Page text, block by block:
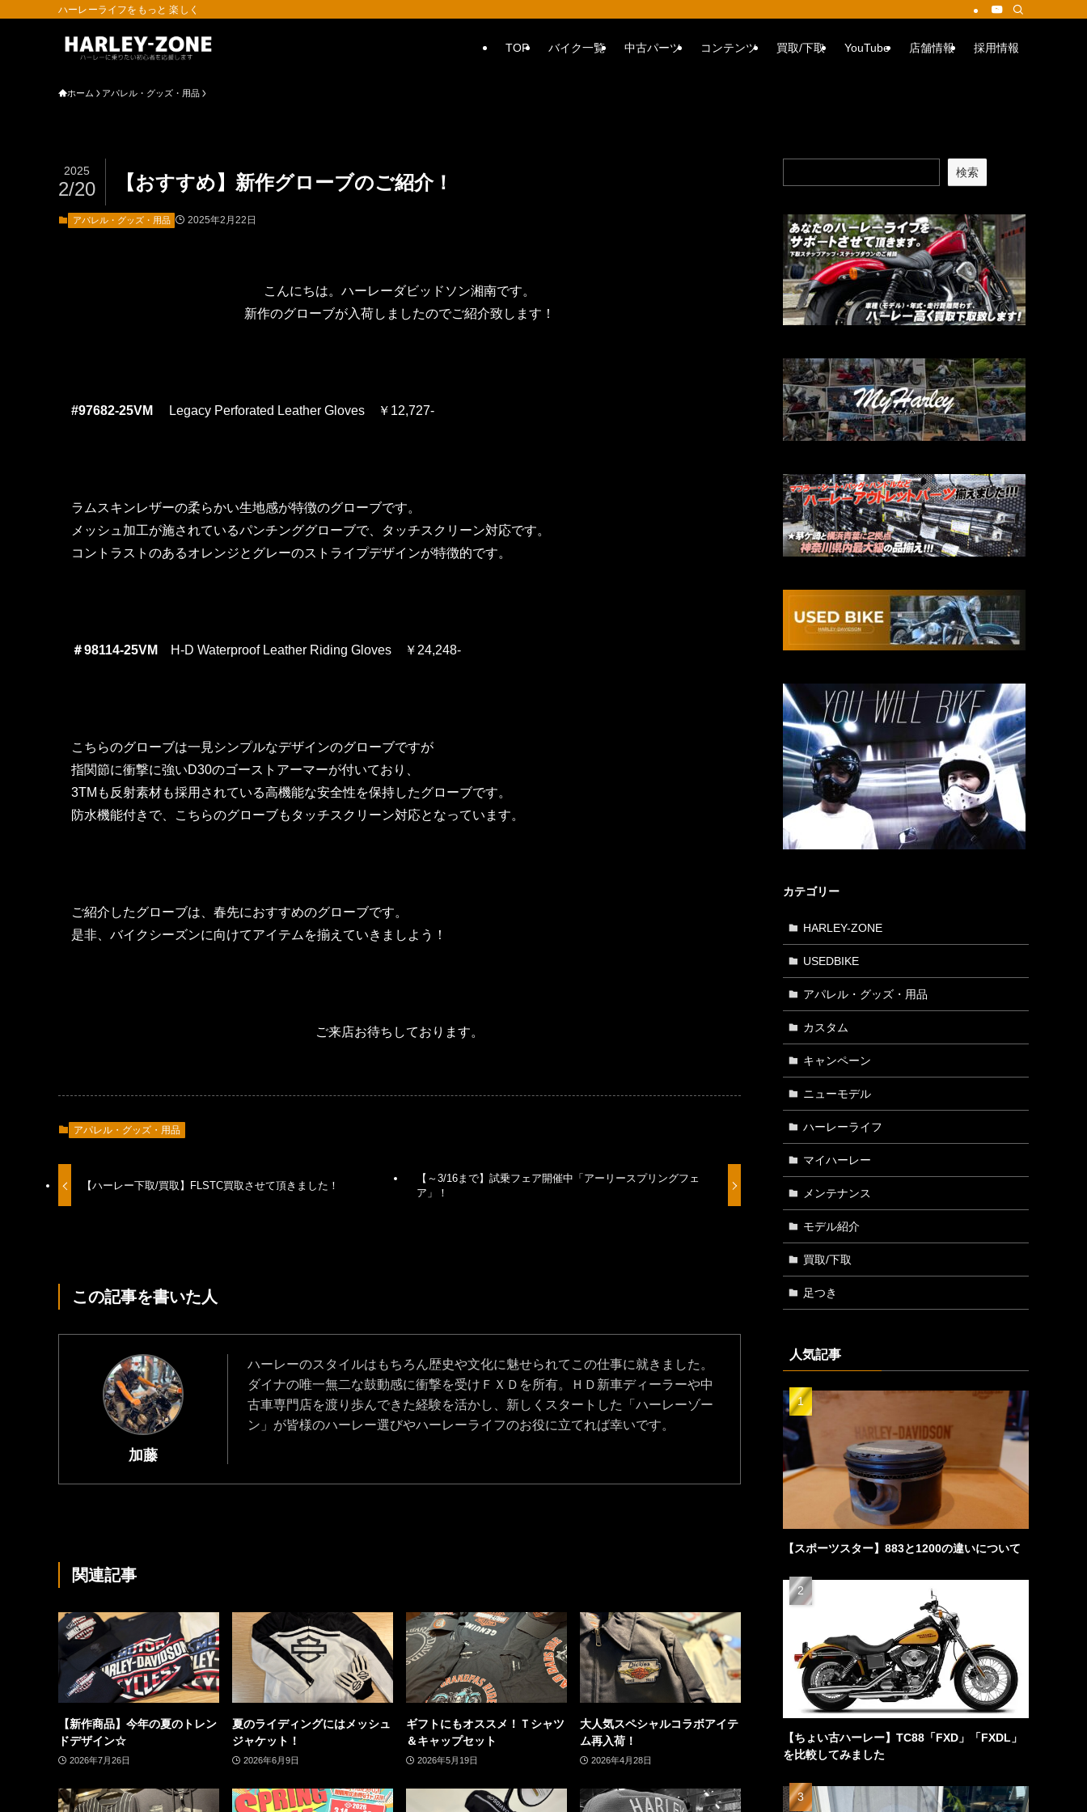
ハーレーライフをもっと 楽しく
TOP バイク一覧 中古パーツ コンテンツ 買取/下取 YouTube 店舗情報 採用情報
ホーム アパレル・グッズ・用品
【おすすめ】新作グローブのご紹介！
2025
2/20
アパレル・グッズ・用品 2025年2月22日
こんにちは。ハーレーダビッドソン湘南です。
新作のグローブが入荷しましたのでご紹介致します！
#97682-25VM Legacy Perforated Leather Gloves ￥12,727-
ラムスキンレザーの柔らかい生地感が特徴のグローブです。
メッシュ加工が施されているパンチンググローブで、タッチスクリーン対応です。
コントラストのあるオレンジとグレーのストライプデザインが特徴的です。
＃98114-25VM H-D Waterproof Leather Riding Gloves ￥24,248-
こちらのグローブは一見シンプルなデザインのグローブですが
指関節に衝撃に強いD30のゴーストアーマーが付いており、
3TMも反射素材も採用されている高機能な安全性を保持したグローブです。
防水機能付きで、こちらのグローブもタッチスクリーン対応となっています。
ご紹介したグローブは、春先におすすめのグローブです。
是非、バイクシーズンに向けてアイテムを揃えていきましよう！
ご来店お待ちしております。
アパレル・グッズ・用品
【ハーレー下取/買取】FLSTC買取させて頂きました！
【～3/16まで】試乗フェア開催中「アーリースプリングフェ
ア」！
この記事を書いた人
加藤
ハーレーのスタイルはもちろん歴史や文化に魅せられてこの仕事に就きました。
ダイナの唯一無二な鼓動感に衝撃を受けＦＸＤを所有。ＨＤ新車ディーラーや中
古車専門店を渡り歩んできた経験を活かし、新しくスタートした「ハーレーゾー
ン」が皆様のハーレー選びやハーレーライフのお役に立てれば幸いです。
関連記事
【新作商品】今年の夏のトレン
ドデザイン☆
2026年7月26日
夏のライディングにはメッシュ
ジャケット！
2026年6月9日
ギフトにもオススメ！Ｔシャツ
＆キャップセット
2026年5月19日
大人気スペシャルコラボアイテ
ム再入荷！
2026年4月28日
検索
カテゴリー
HARLEY-ZONE
USEDBIKE
アパレル・グッズ・用品
カスタム
キャンペーン
ニューモデル
ハーレーライフ
マイハーレー
メンテナンス
モデル紹介
買取/下取
足つき
人気記事
【スポーツスター】883と1200の違いについて
【ちょい古ハーレー】TC88「FXD」「FXDL」
を比較してみました